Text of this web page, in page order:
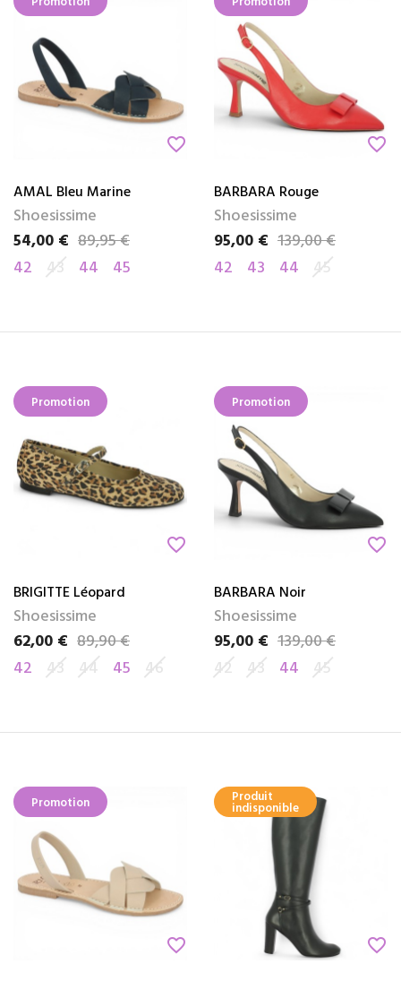
favorite_border
AMAL Bleu Marine
Shoesissime
Prix
54,00 €
Prix de base89,95 €
42 43 44 45
favorite_border
BARBARA Rouge
Shoesissime
Prix
95,00 €
Prix de base139,00 €
42
43 44 45
Promotion
favorite_border
BRIGITTE Léopard
Shoesissime
Prix
62,00 €
Prix de base89,90 €
42 43 44 45 46
Promotion
favorite_border
BARBARA Noir
Shoesissime
Prix
95,00 €
Prix de base139,00 €
42 43 44 45
Promotion
favorite_border
Produit
indisponible
favorite_border